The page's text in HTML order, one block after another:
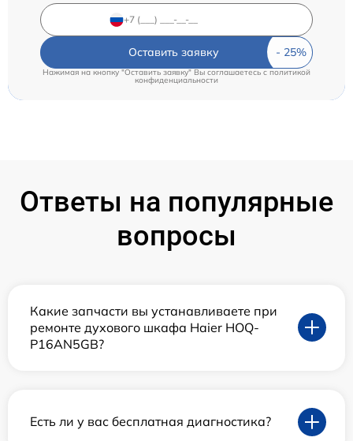
Оставить заявку
Нажимая на кнопку "Оставить заявку" Вы соглашаетесь cполитикой
конфиденциальности
Ответы на популярные
вопросы
Какие запчасти вы устанавливаете при
ремонте духового шкафа Haier HOQ-
P16AN5GB?
Есть ли у вас бесплатная диагностика?